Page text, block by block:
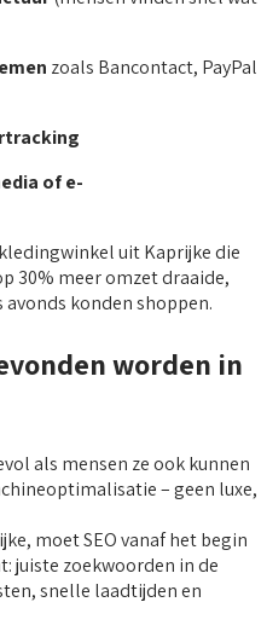
zoals Bancontact, PayPal
of e-
uit Kaprijke die
30% meer omzet draaide,
konden shoppen.
worden in
als mensen ze ook kunnen
– geen luxe,
moet SEO vanaf het begin
juiste zoekwoorden in de
snelle laadtijden en